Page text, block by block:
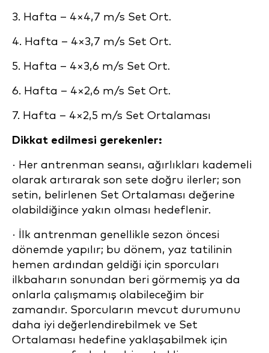
3. Hafta – 4×4,7 m/s Set Ort.
4. Hafta – 4×3,7 m/s Set Ort.
5. Hafta – 4×3,6 m/s Set Ort.
6. Hafta – 4×2,6 m/s Set Ort.
7. Hafta – 4×2,5 m/s Set Ortalaması
Dikkat edilmesi gerekenler:
· Her antrenman seansı, ağırlıkları kademeli
olarak artırarak son sete doğru ilerler; son
setin, belirlenen Set Ortalaması değerine
olabildiğince yakın olması hedeflenir.
· İlk antrenman genellikle sezon öncesi
dönemde yapılır; bu dönem, yaz tatilinin
hemen ardından geldiği için sporcuları
ilkbaharın sonundan beri görmemiş ya da
onlarla çalışmamış olabileceğim bir
zamandır. Sporcuların mevcut durumunu
daha iyi değerlendirebilmek ve Set
Ortalaması hedefine yaklaşabilmek için